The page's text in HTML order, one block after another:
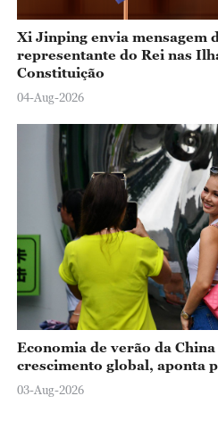
Xi Jinping envia mensagem
representante do Rei nas
Constituição
04-Aug-2026
Economia de verão da
crescimento global, aponta
03-Aug-2026